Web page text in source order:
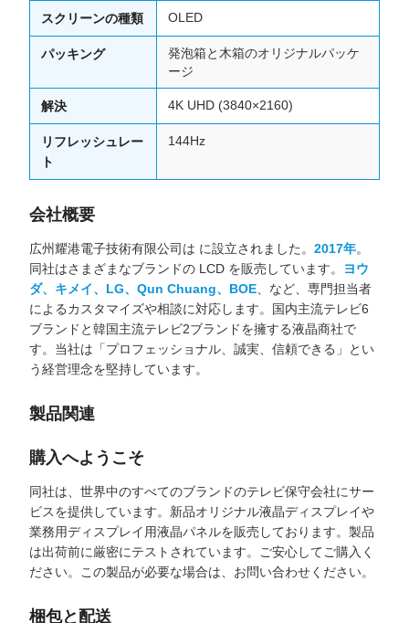
スクリーンの種類 OLED
パッキング
発泡箱と木箱のオリジナルパッケ
ージ
解決 4K UHD (3840×2160)
リフレッシュレー
ト
144Hz
会社概要
広州耀港電子技術有限公司は に設立されました。 2017年。
同社はさまざまなブランドの LCD を販売しています。
ヨウ
ダ、キメイ、LG、Qun Chuang、BOE 、など、専門担当者
によるカスタマイズや相談に対応します。国内主流テレビ6
ブランドと韓国主流テレビ2ブランドを擁する液晶商社で
す。当社は「プロフェッショナル、誠実、信頼できる」とい
う経営理念を堅持しています。
製品関連
購入へようこそ
同社は、世界中のすべてのブランドのテレビ保守会社にサー
ビスを提供しています。新品オリジナル液晶ディスプレイや
業務用ディスプレイ用液晶パネルを販売しております。製品
は出荷前に厳密にテストされています。ご安心してご購入く
ださい。この製品が必要な場合は、お問い合わせください。
梱包と配送